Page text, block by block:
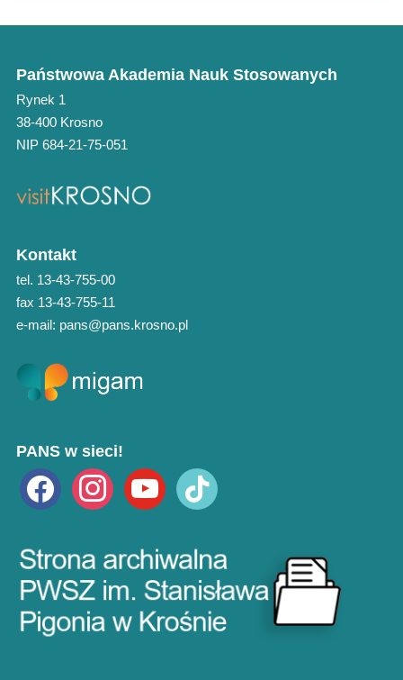
Państwowa Akademia Nauk Stosowanych
Rynek 1
38-400 Krosno
NIP 684-21-75-051
Kontakt
tel. 13-43-755-00
fax 13-43-755-11
e-mail: pans@pans.krosno.pl
PANS w sieci!
facebook instagramyoutube tiktok